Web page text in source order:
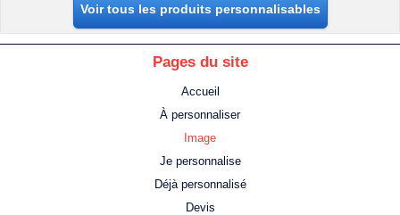
Voir tous les produits personnalisables
Pages du site
Accueil
À personnaliser
Image
Je personnalise
Déjà personnalisé
Devis